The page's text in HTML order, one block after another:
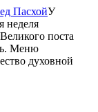
У
неделя
поста
Меню
духовной